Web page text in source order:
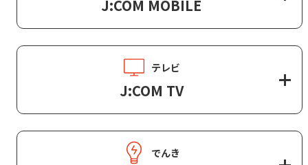
J:COM MOBILE
テレビ
J:COM TV
でんき